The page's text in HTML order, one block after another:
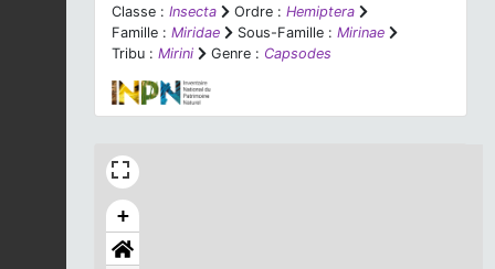
Classe : Insecta Ordre : Hemiptera
Famille : Miridae Sous-Famille : Mirinae
Tribu : Mirini Genre : Capsodes
+